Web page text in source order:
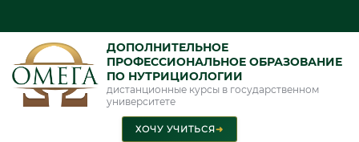
ДОПОЛНИТЕЛЬНОЕ
ПРОФЕССИОНАЛЬНОЕ ОБРАЗОВАНИЕ
ПО НУТРИЦИОЛОГИИ
дистанционные курсы в государственном
университете
ХОЧУ УЧИТЬСЯ➜